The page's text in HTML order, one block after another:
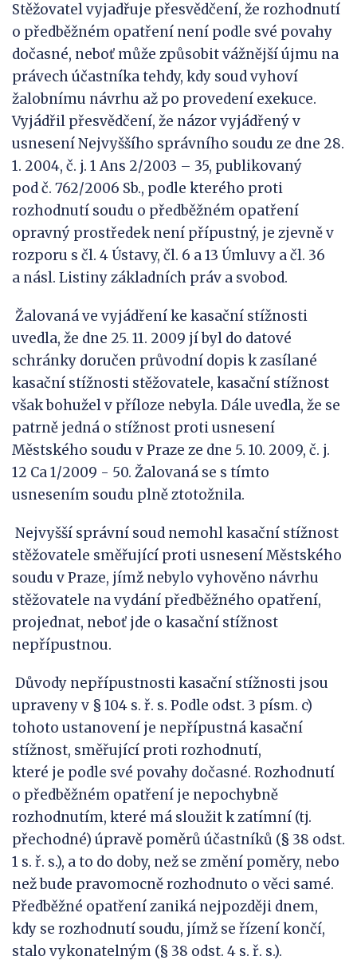
Stěžovatel vyjadřuje přesvědčení, že rozhodnutí
o předběžném opatření není podle své povahy
dočasné, neboť může způsobit vážnější újmu na
právech účastníka tehdy, kdy soud vyhoví
žalobnímu návrhu až po provedení exekuce.
Vyjádřil přesvědčení, že názor vyjádřený v
usnesení Nejvyššího správního soudu ze dne 28.
1. 2004, č. j. 1 Ans 2/2003 – 35, publikovaný
pod č. 762/2006 Sb., podle kterého proti
rozhodnutí soudu o předběžném opatření
opravný prostředek není přípustný, je zjevně v
rozporu s čl. 4 Ústavy, čl. 6 a 13 Úmluvy a čl. 36
a násl. Listiny základních práv a svobod.
Žalovaná ve vyjádření ke kasační stížnosti
uvedla, že dne 25. 11. 2009 jí byl do datové
schránky doručen průvodní dopis k zasílané
kasační stížnosti stěžovatele, kasační stížnost
však bohužel v příloze nebyla. Dále uvedla, že se
patrně jedná o stížnost proti usnesení
Městského soudu v Praze ze dne 5. 10. 2009, č. j.
12 Ca 1/2009 - 50. Žalovaná se s tímto
usnesením soudu plně ztotožnila.
Nejvyšší správní soud nemohl kasační stížnost
stěžovatele směřující proti usnesení Městského
soudu v Praze, jímž nebylo vyhověno návrhu
stěžovatele na vydání předběžného opatření,
projednat, neboť jde o kasační stížnost
nepřípustnou.
Důvody nepřípustnosti kasační stížnosti jsou
upraveny v § 104 s. ř. s. Podle odst. 3 písm. c)
tohoto ustanovení je nepřípustná kasační
stížnost, směřující proti rozhodnutí,
které je podle své povahy dočasné. Rozhodnutí
o předběžném opatření je nepochybně
rozhodnutím, které má sloužit k zatímní (tj.
přechodné) úpravě poměrů účastníků (§ 38 odst.
1 s. ř. s.), a to do doby, než se změní poměry, nebo
než bude pravomocně rozhodnuto o věci samé.
Předběžné opatření zaniká nejpozději dnem,
kdy se rozhodnutí soudu, jímž se řízení končí,
stalo vykonatelným (§ 38 odst. 4 s. ř. s.).